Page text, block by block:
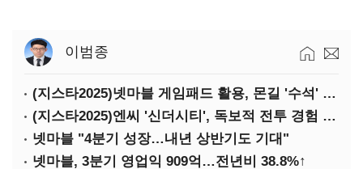
이범종
(지스타2025)넷마블 게임패드 활용, 몬길 '수석' 7대죄 '차석'
(지스타2025)엔씨 '신더시티', 독보적 전투 경험 필요
넷마블 "4분기 성장…내년 상반기도 기대"
넷마블, 3분기 영업익 909억…전년비 38.8%↑